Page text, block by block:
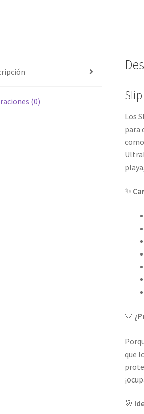
(0)
Los
para
✨
💛
que
🎯